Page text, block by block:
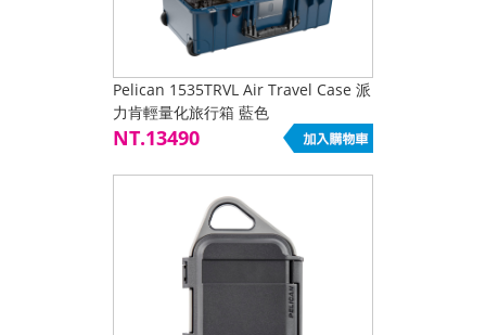
Pelican 1535TRVL Air Travel Case 派
力肯輕量化旅行箱 藍色
NT.13490